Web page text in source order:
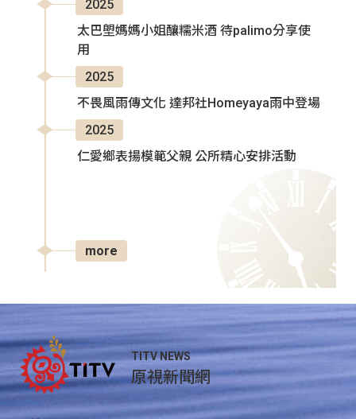
2025
太巴塱媽媽小姐釀糯米酒 待palimo分享使
用
2025
不畏風雨傳文化 達邦社Homeyaya雨中登場
2025
仁愛鄉表揚模範父親 公所精心安排活動
more
TITV NEWS
原視新聞網